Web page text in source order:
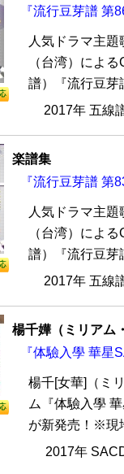
『流行豆芽譜 第
人気ドラマ主
（台湾）によ
譜）『流行豆
2017年 五線
楽譜集
『流行豆芽譜 第
人気ドラマ主
（台湾）によ
譜）『流行豆
2017年 五線
楊千嬅（ミリアム
『体驗入學 華
楊千[女華]（ミ
ム『体驗入學
が新発売！※現
2017年